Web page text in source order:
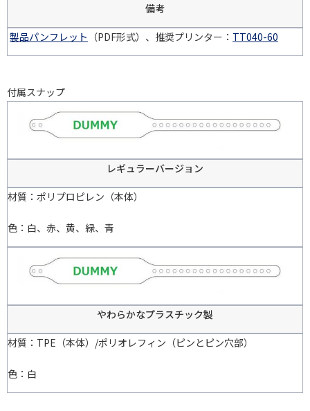
備考
製品パンフレット （PDF形式）、推奨プリンター： TT040-60
付属スナップ
レギュラーバージョン
材質：ポリプロピレン（本体）
色：白、赤、黄、緑、青
やわらかなプラスチック製
材質：TPE（本体）/ポリオレフィン（ピンとピン穴部）
色：白